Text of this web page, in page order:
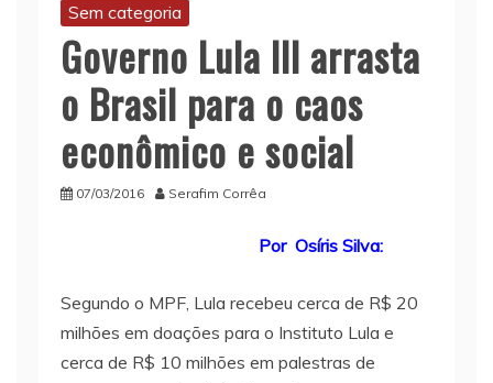
Sem categoria
Governo Lula III arrasta
o Brasil para o caos
econômico e social
07/03/2016 Serafim Corrêa
Por Osíris Silva:
Segundo o MPF, Lula recebeu cerca de R$ 20
milhões em doações para o Instituto Lula e
cerca de R$ 10 milhões em palestras de